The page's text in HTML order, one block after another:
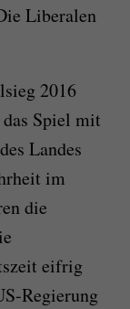
Liberalen
2016
das Spiel mit
Landes
im
die
eifrig
Regierung